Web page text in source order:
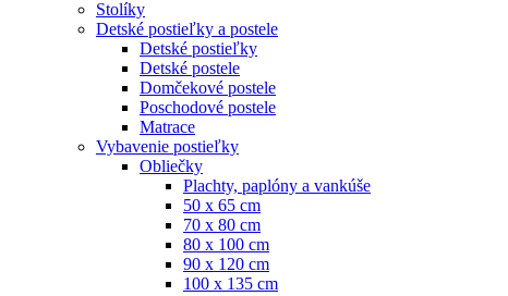
Stolíky
Detské postieľky a postele
Detské postieľky
Detské postele
Domčekové postele
Poschodové postele
Matrace
Vybavenie postieľky
Obliečky
Plachty, paplóny a vankúše
50 x 65 cm
70 x 80 cm
80 x 100 cm
90 x 120 cm
100 x 135 cm